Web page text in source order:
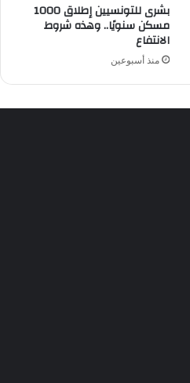
بشرى للتونسيين إطلاق 1000
مسكن سنويًا.. وهذه شروط
الانتفاع
منذ أسبوعين